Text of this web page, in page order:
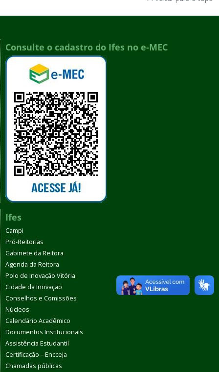
Consulte o cadastro do Ifes no e-MEC
Ifes
Campi
Pró-Reitorias
Gabinete da Reitora
Agenda da Reitora
Polo de Inovação Vitória
Cidade da Inovação
Conselhos e Comissões
Núcleos
Calendário Acadêmico
Documentos Institucionais
Assistência Estudantil
Certificação – Encceja
Chamadas públicas